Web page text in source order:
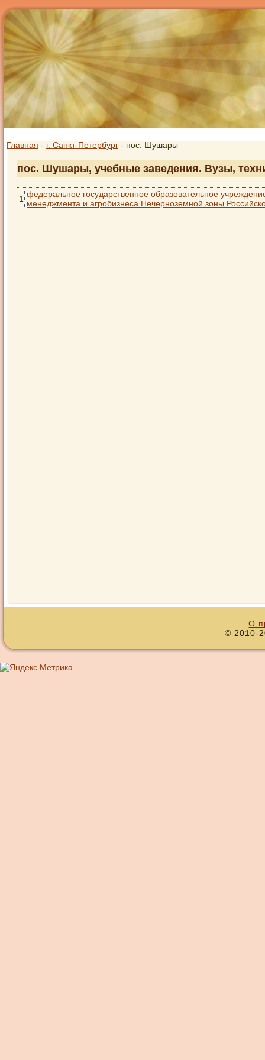
Главная - г. Санкт-Петербург - пос. Шушары
пос. Шушары, учебные заведения. Вузы,
1 федеральное государственное образовательное
менеджмента и агробизнеса Нечерноземной зоны
О
© 2010-